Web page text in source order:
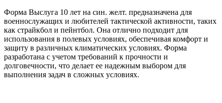
Форма Выслуга 10 лет на син. желт. предназначена для
военнослужащих и любителей тактической активности, таких
как страйкбол и пейнтбол. Она отлично подходит для
использования в полевых условиях, обеспечивая комфорт и
защиту в различных климатических условиях. Форма
разработана с учетом требований к прочности и
долговечности, что делает ее надежным выбором для
выполнения задач в сложных условиях.